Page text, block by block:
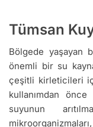
Tümsan
Bölgede yaşayan
önemli bir su
çeşitli kirleticileri
kullanımdan
suyunun